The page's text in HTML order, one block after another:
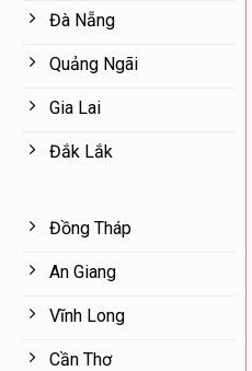
Đà Nẵng
Quảng Ngãi
Gia Lai
Đắk Lắk
Đồng Tháp
An Giang
Vĩnh Long
Cần Thơ